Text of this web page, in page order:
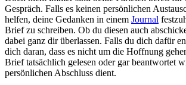
Gespräch. Falls es keinen persönlichen
helfen, deine Gedanken in einem Journal
Brief zu schreiben. Ob du diesen auch
dabei ganz dir überlassen. Falls du dich dafür
dich daran, dass es nicht um die Hoffnung
Brief tatsächlich gelesen oder gar beantwortet
persönlichen Abschluss dient.